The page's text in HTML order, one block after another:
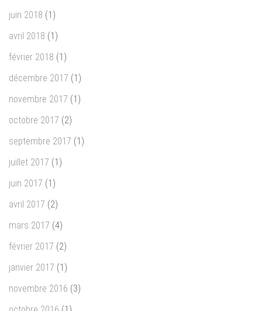
juin 2018 (1)
avril 2018 (1)
février 2018 (1)
décembre 2017 (1)
novembre 2017 (1)
octobre 2017 (2)
septembre 2017 (1)
juillet 2017 (1)
juin 2017 (1)
avril 2017 (2)
mars 2017 (4)
février 2017 (2)
janvier 2017 (1)
novembre 2016 (3)